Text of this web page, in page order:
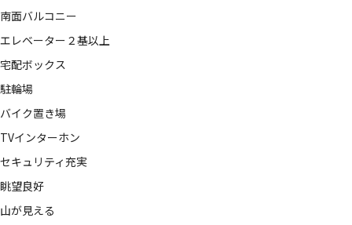
南面バルコニー
エレベーター２基以上
宅配ボックス
駐輪場
バイク置き場
TVインターホン
セキュリティ充実
眺望良好
山が見える